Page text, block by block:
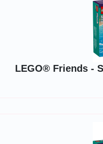
LEGO® Friends -